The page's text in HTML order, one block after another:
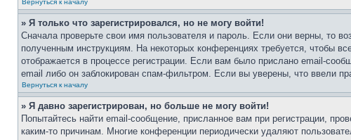
Вернуться к началу
» Я только что зарегистрировался, но не могу войти!
Сначала проверьте свои имя пользователя и пароль. Если они верны, то
полученным инструкциям. На некоторых конференциях требуется, чтобы
отображается в процессе регистрации. Если вам было прислано email-
email либо он заблокирован спам-фильтром. Если вы уверены, что ввели
Вернуться к началу
» Я давно зарегистрирован, но больше не могу войти!
Попытайтесь найти email-сообщение, присланное вам при регистрации,
каким-то причинам. Многие конференции периодически удаляют